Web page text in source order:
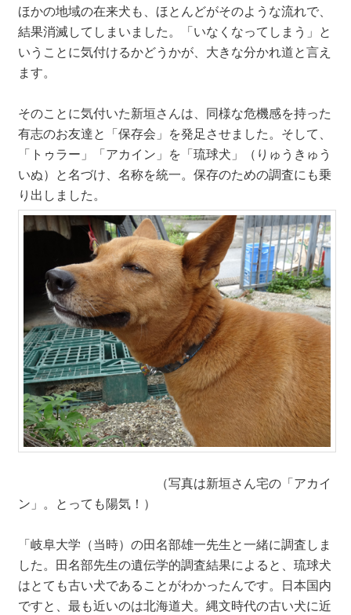
ほかの地域の在来犬も、ほとんどがそのような流れで、
結果消滅してしまいました。「いなくなってしまう」と
いうことに気付けるかどうかが、大きな分かれ道と言え
ます。
そのことに気付いた新垣さんは、同様な危機感を持った
有志のお友達と「保存会」を発足させました。そして、
「トゥラー」「アカイン」を「琉球犬」（りゅうきゅう
いぬ）と名づけ、名称を統一。保存のための調査にも乗
り出しました。
（写真は新垣さん宅の「アカイ
ン」。とっても陽気！）
「岐阜大学（当時）の田名部雄一先生と一緒に調査しま
した。田名部先生の遺伝学的調査結果によると、琉球犬
はとても古い犬であることがわかったんです。日本国内
ですと、最も近いのは北海道犬。縄文時代の古い犬に近